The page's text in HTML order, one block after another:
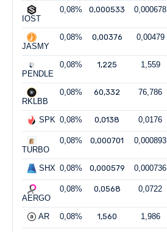
IOST
0,08% 0,000533 0,000678
JASMY
0,08% 0,00376 0,00479
PENDLE
0,08% 1,225 1,559
RKLBB
0,08% 60,332 76,786
SPK 0,08% 0,0138 0,0176
TURBO
0,08% 0,000701 0,000893
SHX 0,08% 0,000579 0,000736
AERGO
0,08% 0,0568 0,0722
AR 0,08% 1,560 1,986